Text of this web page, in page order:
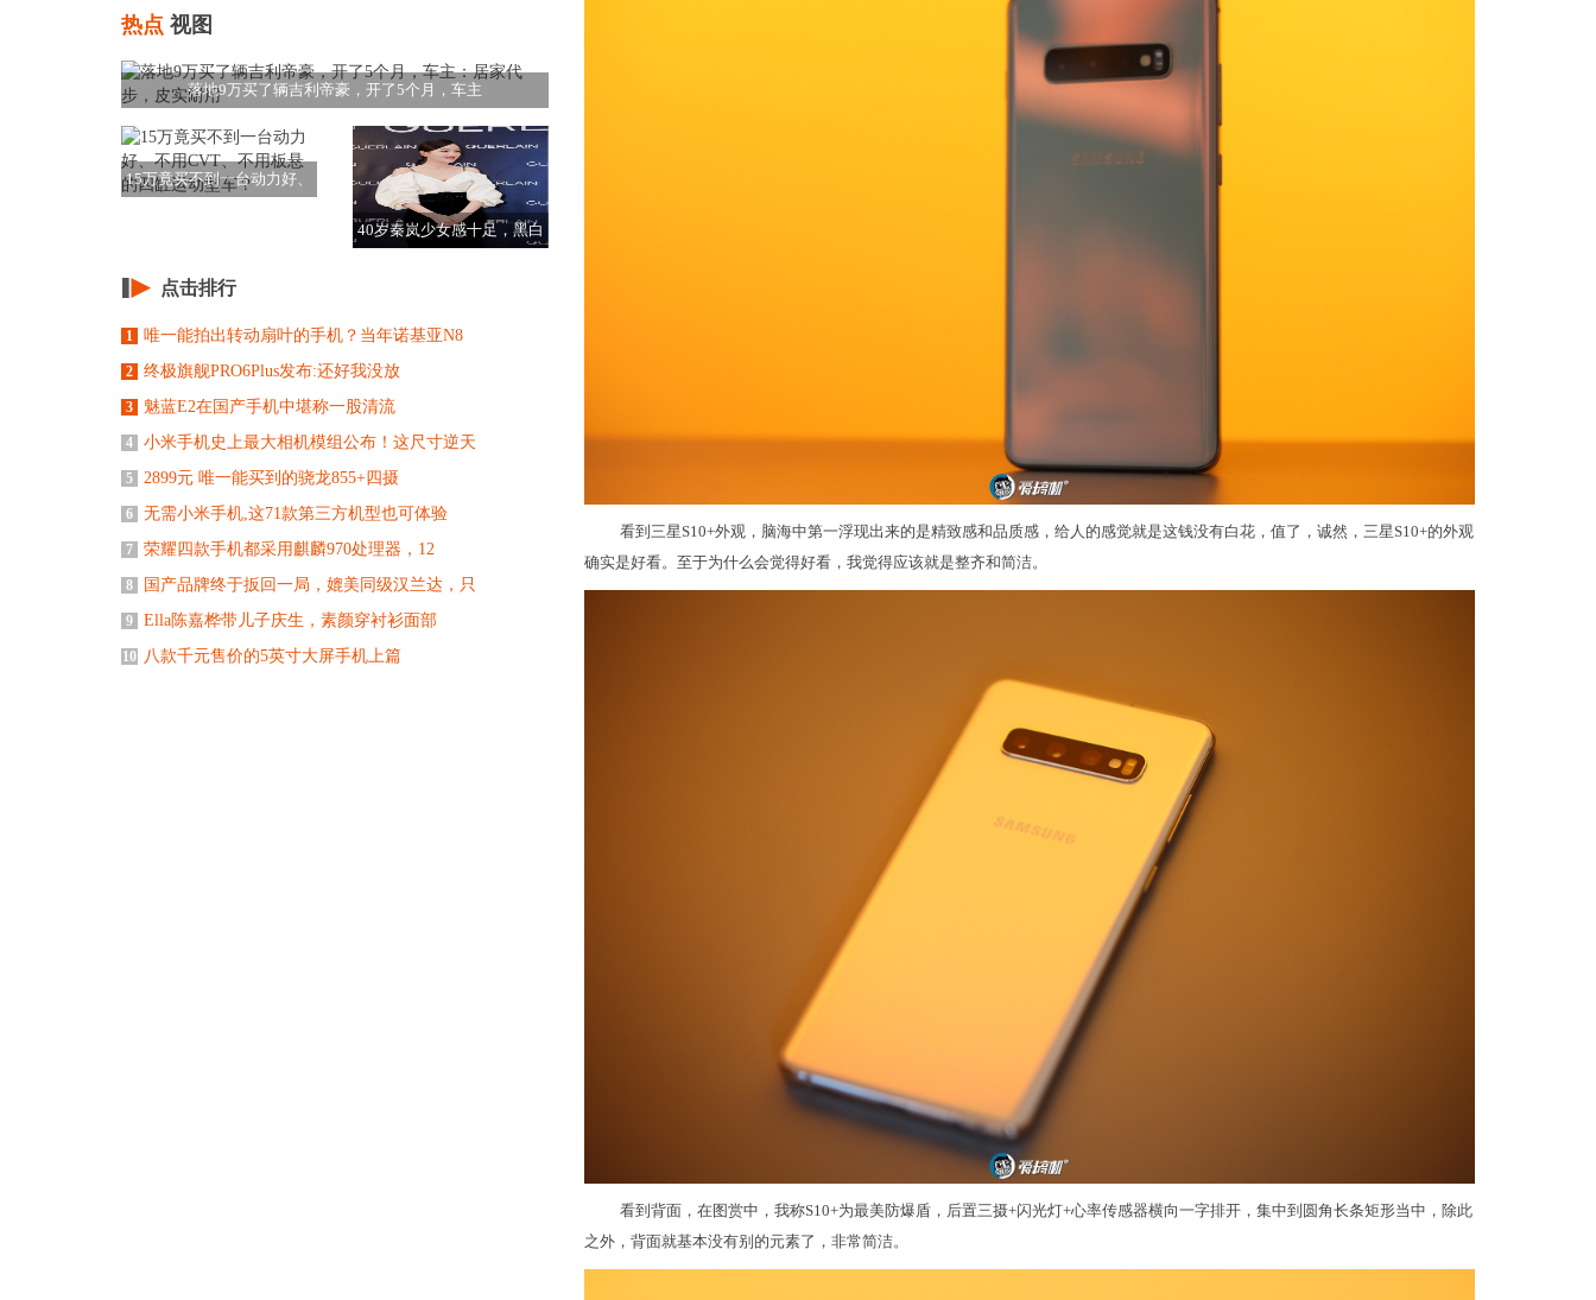
热点 视图
落地9万买了辆吉利帝豪，开了5个月，车主
15万竟买不到一台动力好、
40岁秦岚少女感十足，黑白
点击排行
1 唯一能拍出转动扇叶的手机？当年诺基亚N8
2 终极旗舰PRO6Plus发布:还好我没放
3 魅蓝E2在国产手机中堪称一股清流
4 小米手机史上最大相机模组公布！这尺寸逆天
5 2899元 唯一能买到的骁龙855+四摄
6 无需小米手机,这71款第三方机型也可体验
7 荣耀四款手机都采用麒麟970处理器，12
8 国产品牌终于扳回一局，媲美同级汉兰达，只
9 Ella陈嘉桦带儿子庆生，素颜穿衬衫面部
10 八款千元售价的5英寸大屏手机上篇
看到三星S10+外观，脑海中第一浮现出来的是精致感和品质感，给人的感觉就是这钱没有白花，值了，诚然，三星S10+的外观
确实是好看。至于为什么会觉得好看，我觉得应该就是整齐和简洁。
看到背面，在图赏中，我称S10+为最美防爆盾，后置三摄+闪光灯+心率传感器横向一字排开，集中到圆角长条矩形当中，除此
之外，背面就基本没有别的元素了，非常简洁。